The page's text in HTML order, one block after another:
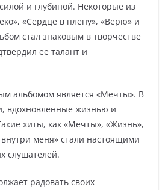
и глубиной. Некоторые из
«Сердце в плену», «Верю» и
стал знаковым в творчестве
ее талант и
альбомом является «Мечты». В
вдохновленные жизнью и
хиты, как «Мечты», «Жизнь»,
меня» стали настоящими
слушателей.
радовать своих